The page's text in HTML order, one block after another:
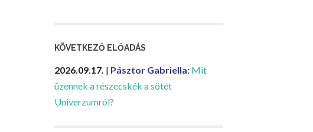
KÖVETKEZŐ ELŐADÁS
2026.09.17. | Pásztor Gabriella: Mit
üzennek a részecskék a sötét
Univerzumról?